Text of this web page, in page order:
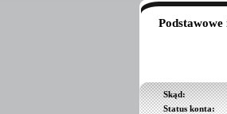
Skąd:
Status konta: